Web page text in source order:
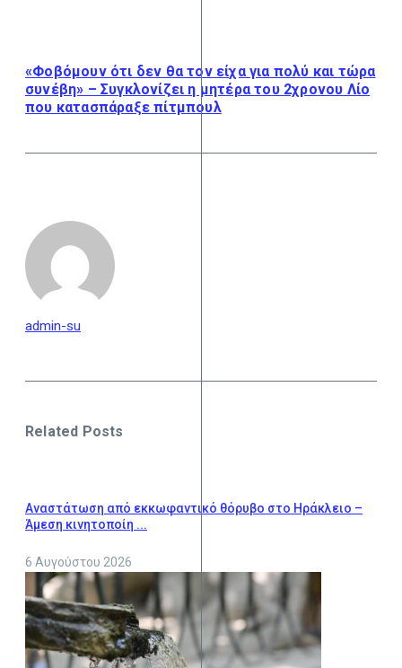
«Φοβόμουν ότι δεν θα τον είχα για πολύ και τώρα
συνέβη» – Συγκλονίζει η μητέρα του 2χρονου Λίο
που κατασπάραξε πίτμπουλ
admin-su
Related Posts
Αναστάτωση από εκκωφαντικό θόρυβο στο Ηράκλειο –
Άμεση κινητοποίη ...
6 Αυγούστου 2026